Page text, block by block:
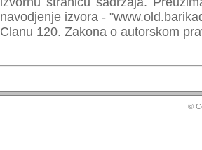
navodjenje izvora -
Clanu 120. Zakona o autorskom
©